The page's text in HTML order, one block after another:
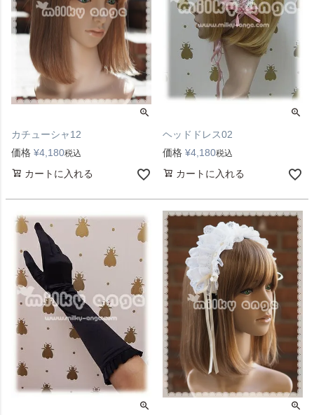
カチューシャ12
価格 ¥4,180税込
カートに入れる
ヘッドドレス02
価格 ¥4,180税込
カートに入れる